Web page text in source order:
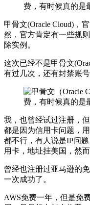
甲骨文(Oracle Cloud)，
然，官方肯定有一些规
除实例。
这次已经不是甲骨文
有过几次，还有封禁账号
我，也曾经试过注册，
都是因为信用卡问题，
都不行，有人说是IP问
用卡，地址挂美国，然而
曾经也注册过亚马逊的
一次成功了。
AWS免费一年，但是免